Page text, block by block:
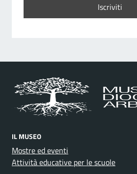
IL MUSEO
Mostre ed eventi
Attività educative per le scuole